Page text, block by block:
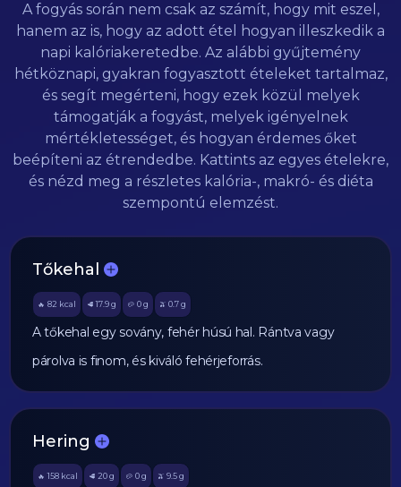
A fogyás során nem csak az számít, hogy mit eszel,
hanem az is, hogy az adott étel hogyan illeszkedik a
napi kalóriakeretedbe. Az alábbi gyűjtemény
hétköznapi, gyakran fogyasztott ételeket tartalmaz,
és segít megérteni, hogy ezek közül melyek
támogatják a fogyást, melyek igényelnek
mértékletességet, és hogyan érdemes őket
beépíteni az étrendedbe. Kattints az egyes ételekre,
és nézd meg a részletes kalória-, makró- és diéta
szempontú elemzést.
Tőkehal
🔥 82 kcal 🥩 17.9g 🥔 0 g 🫒 0.7g
A tőkehal egy sovány, fehér húsú hal. Rántva vagy
párolva is finom, és kiváló fehérjeforrás.
Hering
🔥 158 kcal 🥩 20g 🥔 0 g 🫒 9.5g